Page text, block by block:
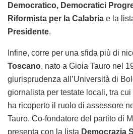
Democratico, Democratici
Riformista per la Calabria e la
Presidente.
Infine, corre per una sfida più di
Toscano, nato a Gioia Tauro nel
giurisprudenza all’Università di
giornalista per testate locali, tra
ha ricoperto il ruolo di assessore
Tauro. Co-fondatore del partito di
presenta con la lista Democrazia